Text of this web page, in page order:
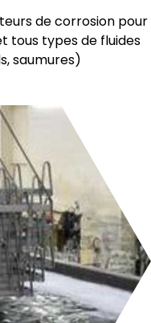
de corrosion pour
tous types de fluides
saumures)